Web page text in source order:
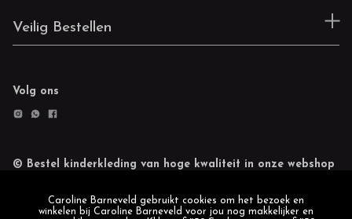
Veilig Bestellen
Volg ons
© Bestel kinderkleding van hoge kwaliteit in onze webshop
Caroline Barneveld gebruikt cookies om het bezoek en
winkelen bij Caroline Barneveld voor jou nog makkelijker en